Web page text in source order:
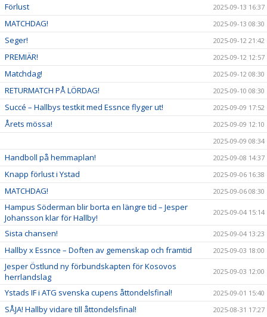
Förlust 2025-09-13 16:37
MATCHDAG! 2025-09-13 08:30
Seger! 2025-09-12 21:42
PREMIÄR! 2025-09-12 12:57
Matchdag! 2025-09-12 08:30
RETURMATCH PÅ LÖRDAG! 2025-09-10 08:30
Succé – Hallbys testkit med Essnce flyger ut! 2025-09-09 17:52
Årets mössa!
2025-09-09 12:10
2025-09-09 08:34
Handboll på hemmaplan! 2025-09-08 14:37
Knapp förlust i Ystad 2025-09-06 16:38
MATCHDAG! 2025-09-06 08:30
Hampus Söderman blir borta en längre tid – Jesper
Johansson klar för Hallby!
2025-09-04 15:14
Sista chansen! 2025-09-04 13:23
Hallby x Essnce – Doften av gemenskap och framtid 2025-09-03 18:00
Jesper Östlund ny förbundskapten för Kosovos
herrlandslag
2025-09-03 12:00
Ystads IF i ATG svenska cupens åttondelsfinal! 2025-09-01 15:40
SÅJA! Hallby vidare till åttondelsfinal! 2025-08-31 17:27